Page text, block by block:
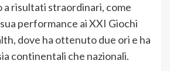
risultati straordinari, come
performance ai XXI Giochi
dove ha ottenuto due ori e ha
continentali che nazionali.